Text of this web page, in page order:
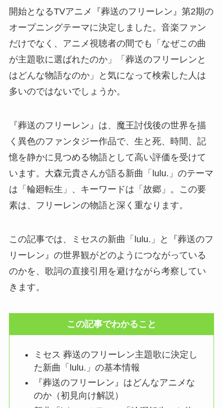
開始となるTVアニメ『葬送のフリーレン』第2期の
オープニングテーマに決定しました。音楽ファン
だけでなく、アニメ視聴者の間でも「なぜこの曲
が主題歌に選ばれたのか」「葬送のフリーレンと
はどんな物語なのか」と気になって検索した人は
多いのではないでしょうか。
『葬送のフリーレン』は、魔王討伐後の世界を描
く異色のファンタジー作品で、生と死、時間、記
憶を静かに見つめる物語として高い評価を受けて
います。大森元貴さんが語る新曲「lulu.」のテーマ
は「輪廻転生」、キーワードは「故郷」。この要
素は、フリーレンの物語と深く重なります。
この記事では、ミセスの新曲「lulu.」と『葬送のフ
リーレン』の世界観がどのようにつながっている
のかを、歌詞の直接引用を避けながら考察してい
きます。
この記事でわかること
ミセス 葬送のフリーレン主題歌に決定し
た新曲「lulu.」の基本情報
『葬送のフリーレン』はどんなアニメな
のか（初見向け解説）